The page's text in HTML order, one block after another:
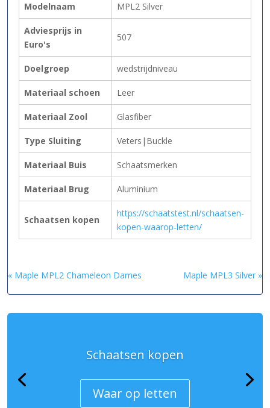
Modelnaam MPL2 Silver
Adviesprijs in
Euro's
507
Doelgroep wedstrijdniveau
Materiaal schoen Leer
Materiaal Zool Glasfiber
Type Sluiting Veters|Buckle
Materiaal Buis Schaatsmerken
Materiaal Brug Aluminium
Schaatsen kopen
https://schaatstest.nl/schaatsen-
kopen-waarop-letten/
« Maple MPL2 Chameleon Dames Maple MPL3 Silver »
Schaatsen kopen
Waar op letten